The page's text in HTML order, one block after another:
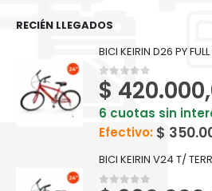
RECIÉN LLEGADOS
BICI KEIRIN D26 PY FULL
0out of 5
$
6 cuotas sin
Efectivo: $
BICI KEIRIN V24 T/